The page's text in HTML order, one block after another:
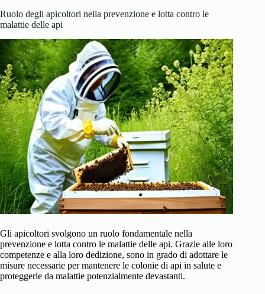
Ruolo degli apicoltori nella prevenzione e lotta contro le
malattie delle api
Gli apicoltori svolgono un ruolo fondamentale nella
prevenzione e lotta contro le malattie delle api. Grazie alle loro
competenze e alla loro dedizione, sono in grado di adottare le
misure necessarie per mantenere le colonie di api in salute e
proteggerle da malattie potenzialmente devastanti.